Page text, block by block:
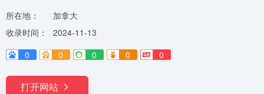
所在地：
加拿大
收录时间：
2024-11-13
0
0 0 0 0
打开网站